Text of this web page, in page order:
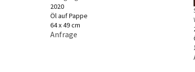
2020
Öl auf Pappe
64 x 49 cm
Anfrage